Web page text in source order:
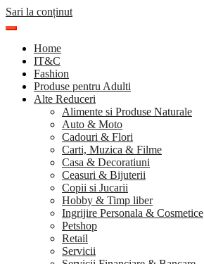
Sari la conținut
Home
IT&C
Fashion
Produse pentru Adulti
Alte Reduceri
Alimente si Produse Naturale
Auto & Moto
Cadouri & Flori
Carti, Muzica & Filme
Casa & Decoratiuni
Ceasuri & Bijuterii
Copii si Jucarii
Hobby & Timp liber
Ingrijire Personala & Cosmetice
Petshop
Retail
Servicii